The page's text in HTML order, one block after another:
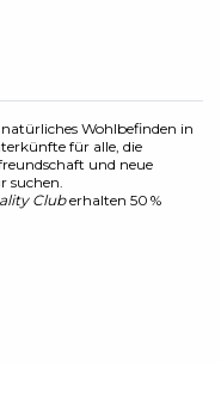
Wohlbefinden in
für alle, die
und neue
suchen.
Cluberhalten 50 %